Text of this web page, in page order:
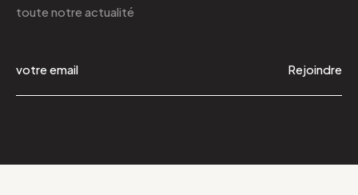
toute notre actualité
Rejoindre